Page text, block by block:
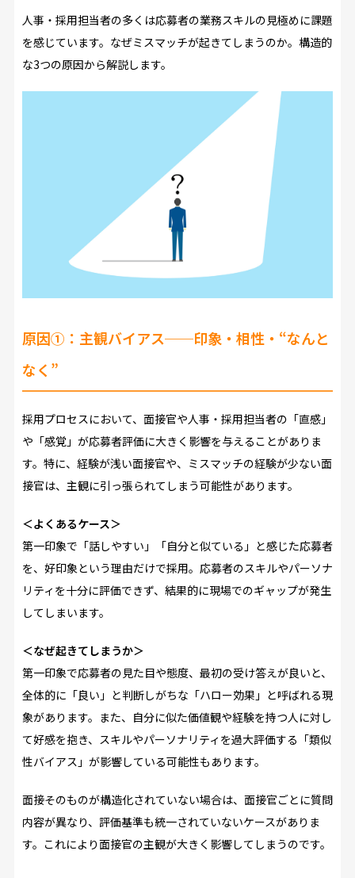
人事・採用担当者の多くは応募者の業務スキルの見極めに課題
を感じています。なぜミスマッチが起きてしまうのか。構造的
な3つの原因から解説します。
原因①：主観バイアス──印象・相性・“なんと
なく”
採用プロセスにおいて、面接官や人事・採用担当者の「直感」
や「感覚」が応募者評価に大きく影響を与えることがありま
す。特に、経験が浅い面接官や、ミスマッチの経験が少ない面
接官は、主観に引っ張られてしまう可能性があります。
＜よくあるケース＞
第一印象で「話しやすい」「自分と似ている」と感じた応募者
を、好印象という理由だけで採用。応募者のスキルやパーソナ
リティを十分に評価できず、結果的に現場でのギャップが発生
してしまいます。
＜なぜ起きてしまうか＞
第一印象で応募者の見た目や態度、最初の受け答えが良いと、
全体的に「良い」と判断しがちな「ハロー効果」と呼ばれる現
象があります。また、自分に似た価値観や経験を持つ人に対し
て好感を抱き、スキルやパーソナリティを過大評価する「類似
性バイアス」が影響している可能性もあります。
面接そのものが構造化されていない場合は、面接官ごとに質問
内容が異なり、評価基準も統一されていないケースがありま
す。これにより面接官の主観が大きく影響してしまうのです。